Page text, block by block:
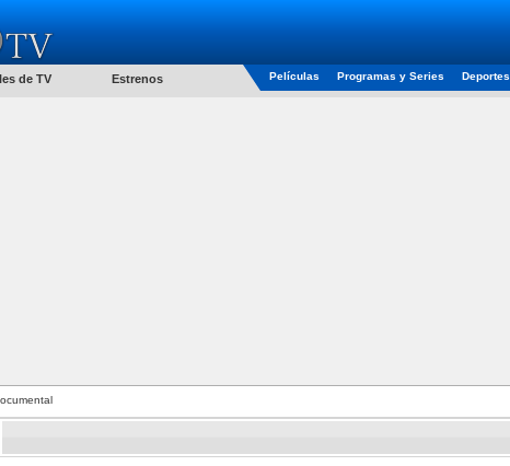
de TV Estrenos Películas Programas y Series Deportes